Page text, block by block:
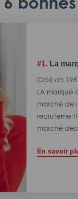
#1. La
Créé en
LA marque
marché de
marché
En savoir